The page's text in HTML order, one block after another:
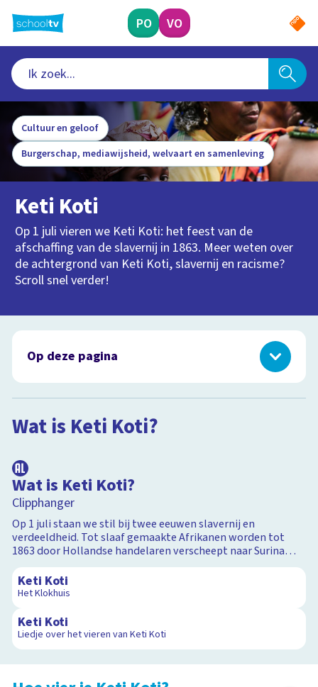
naar
hoofdinhoud
PO VO
Cultuur en geloof
Burgerschap, mediawijsheid, welvaart en samenleving
Keti Koti
Op 1 juli vieren we Keti Koti: het feest van de
afschaffing van de slavernij in 1863. Meer weten over
de achtergrond van Keti Koti, slavernij en racisme?
Scroll snel verder!
Op deze pagina
Uit de kramp: docu van Sosha Duysker
Belangrijke mensen in de strijd tegen racisme
Slavernij
Aan de slag met het thema slavernij
Test je kennis
Scrollverhalen
Wat is Keti Koti?
Wat is Keti Koti?
Clipphanger
Op 1 juli staan we stil bij twee eeuwen slavernij en
verdeeldheid. Tot slaaf gemaakte Afrikanen worden tot
1863 door Hollandse handelaren verscheept naar Suriname
en Curaçao. Op 1 juli 1863 komt er officieel een eind aan deze
slavernij en dat vieren we met Keti Koti.
1:24
Keti Koti
Het Klokhuis
15:28
Keti Koti
Liedje over het vieren van Keti Koti
3:12